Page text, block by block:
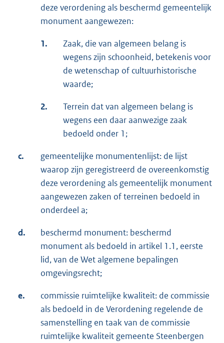
deze verordening als beschermd gemeentelijk
monument aangewezen:
1.
Zaak, die van algemeen belang is
wegens zijn schoonheid, betekenis voor
de wetenschap of cultuurhistorische
waarde;
2.
Terrein dat van algemeen belang is
wegens een daar aanwezige zaak
bedoeld onder 1;
c.
gemeentelijke monumentenlijst: de lijst
waarop zijn geregistreerd de overeenkomstig
deze verordening als gemeentelijk monument
aangewezen zaken of terreinen bedoeld in
onderdeel a;
d.
beschermd monument: beschermd
monument als bedoeld in artikel 1.1, eerste
lid, van de Wet algemene bepalingen
omgevingsrecht;
e.
commissie ruimtelijke kwaliteit: de commissie
als bedoeld in de Verordening regelende de
samenstelling en taak van de commissie
ruimtelijke kwaliteit gemeente Steenbergen